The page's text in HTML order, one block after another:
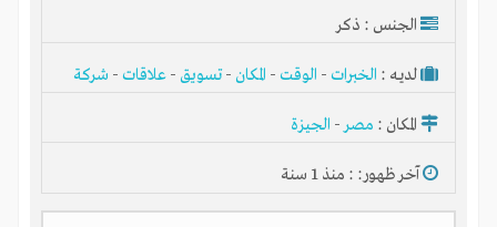
الجنس : ذكر
لديـه : الخبرات - الوقت - المكان -تسويق - علاقات - شركة
المكان : مصر- الجيزة
آخر ظهور: : منذ 1 سنة